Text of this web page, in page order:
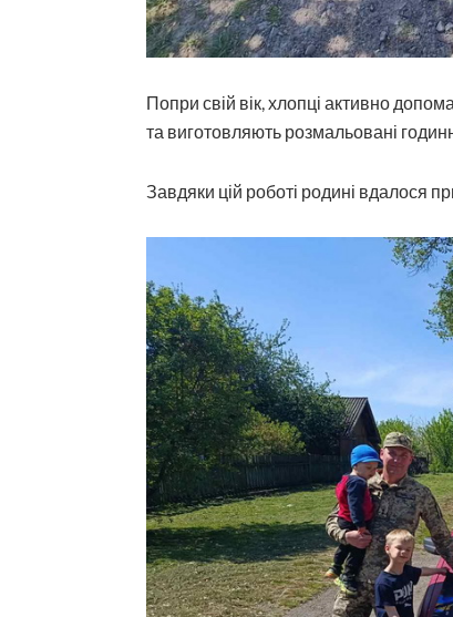
Попри свій вік, хлопці активно
та виготовляють розмальовані
Завдяки цій роботі родині вдалося